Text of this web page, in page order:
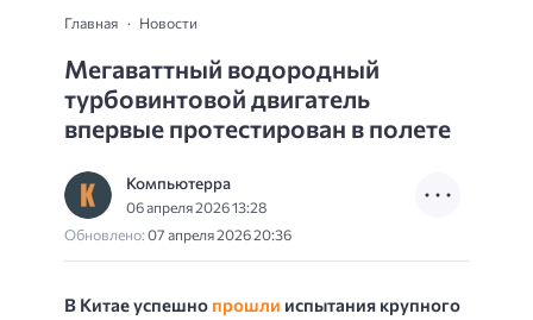
Главная Новости
Мегаваттный водородный
турбовинтовой двигатель
впервые протестирован в полете
Компьютерра
06 апреля 2026 13:28
Обновлено:07 апреля 2026 20:36
В Китае успешно прошли испытания крупного